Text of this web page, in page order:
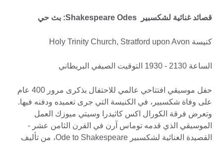
قصائد غنائية لشكسبير Shakespeare Odes: بث حي
كنيسة Holy Trinity Church, Stratford upon Avon
الساعة 2130 - 1930 التوقيت الصيفي البريطاني
حفل موسيقي افتتاحي عالمي للاحتفال بذكرى مرور 400 عام
على وفاة شكسبير، في الكنيسة التي جرى تعميده ودفنه فيها.
وتعرض فرقة الكورال اكس كاثيدرا وسيتي ميوزك العمل
الموسيقي الذي قدمه توماس آرن في القرن الثامن عشر -
القصيدة الغنائية لشكسبير Ode to Shakespeare، من تأليف